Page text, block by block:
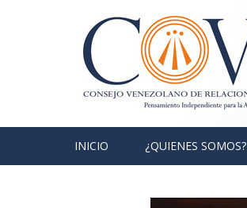
INICIO ¿QUIENES SOMOS?